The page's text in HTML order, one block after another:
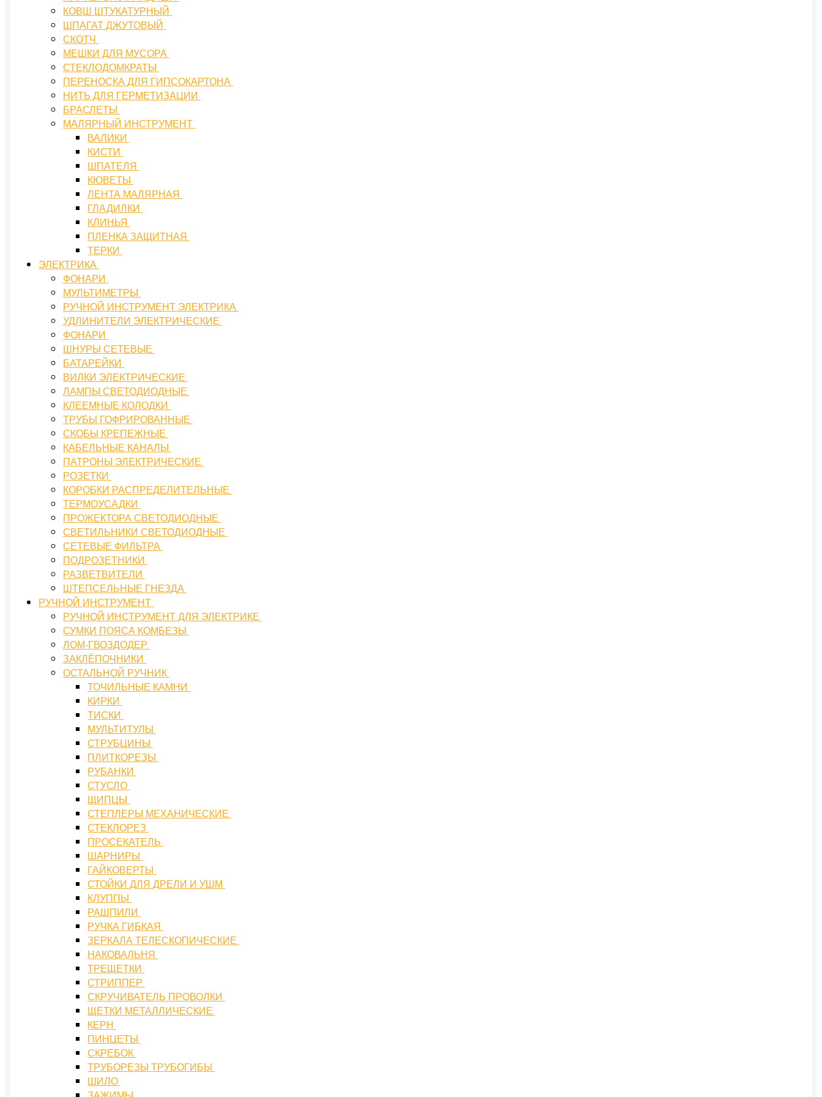
КОВШ ШТУКАТУРНЫЙ
ШПАГАТ ДЖУТОВЫЙ
СКОТЧ
МЕШКИ ДЛЯ МУСОРА
СТЕКЛОДОМКРАТЫ
ПЕРЕНОСКА ДЛЯ ГИПСОКАРТОНА
НИТЬ ДЛЯ ГЕРМЕТИЗАЦИИ
БРАСЛЕТЫ
МАЛЯРНЫЙ ИНСТРУМЕНТ
ВАЛИКИ
КИСТИ
ШПАТЕЛЯ
КЮВЕТЫ
ЛЕНТА МАЛЯРНАЯ
ГЛАДИЛКИ
КЛИНЬЯ
ПЛЕНКА ЗАЩИТНАЯ
ТЕРКИ
ЭЛЕКТРИКА
ФОНАРИ
МУЛЬТИМЕТРЫ
РУЧНОЙ ИНСТРУМЕНТ ЭЛЕКТРИКА
УДЛИНИТЕЛИ ЭЛЕКТРИЧЕСКИЕ
ФОНАРИ
ШНУРЫ СЕТЕВЫЕ
БАТАРЕЙКИ
ВИЛКИ ЭЛЕКТРИЧЕСКИЕ
ЛАМПЫ СВЕТОДИОДНЫЕ
КЛЕЕМНЫЕ КОЛОДКИ
ТРУБЫ ГОФРИРОВАННЫЕ
СКОБЫ КРЕПЕЖНЫЕ
КАБЕЛЬНЫЕ КАНАЛЫ
ПАТРОНЫ ЭЛЕКТРИЧЕСКИЕ
РОЗЕТКИ
КОРОБКИ РАСПРЕДЕЛИТЕЛЬНЫЕ
ТЕРМОУСАДКИ
ПРОЖЕКТОРА СВЕТОДИОДНЫЕ
СВЕТИЛЬНИКИ СВЕТОДИОДНЫЕ
СЕТЕВЫЕ ФИЛЬТРА
ПОДРОЗЕТНИКИ
РАЗВЕТВИТЕЛИ
ШТЕПСЕЛЬНЫЕ ГНЕЗДА
РУЧНОЙ ИНСТРУМЕНТ
РУЧНОЙ ИНСТРУМЕНТ ДЛЯ ЭЛЕКТРИКЕ
СУМКИ ПОЯСА КОМБЕЗЫ
ЛОМ-ГВОЗДОДЕР
ЗАКЛЁПОЧНИКИ
ОСТАЛЬНОЙ РУЧНИК
ТОЧИЛЬНЫЕ КАМНИ
КИРКИ
ТИСКИ
МУЛЬТИТУЛЫ
СТРУБЦИНЫ
ПЛИТКОРЕЗЫ
РУБАНКИ
СТУСЛО
ЩИПЦЫ
СТЕПЛЕРЫ МЕХАНИЧЕСКИЕ
СТЕКЛОРЕЗ
ПРОСЕКАТЕЛЬ
ШАРНИРЫ
ГАЙКОВЕРТЫ
СТОЙКИ ДЛЯ ДРЕЛИ И УШМ
КЛУППЫ
РАШПИЛИ
РУЧКА ГИБКАЯ
ЗЕРКАЛА ТЕЛЕСКОПИЧЕСКИЕ
НАКОВАЛЬНЯ
ТРЕЩЕТКИ
СТРИППЕР
СКРУЧИВАТЕЛЬ ПРОВОЛКИ
ЩЕТКИ МЕТАЛЛИЧЕСКИЕ
КЕРН
ПИНЦЕТЫ
СКРЕБОК
ТРУБОРЕЗЫ ТРУБОГИБЫ
ШИЛО